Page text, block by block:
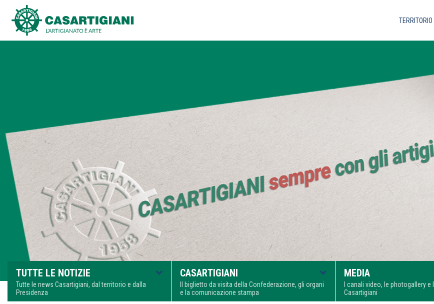
TERRITORIO
TUTTE LE NOTIZIE
Tutte le news Casartigiani, dal territorio e dalla
Presidenza
CASARTIGIANI
Il biglietto da visita della Confederazione, gli organi
e la comunicazione stampa
MEDIA
I canali video, le photogallery
Casartigiani